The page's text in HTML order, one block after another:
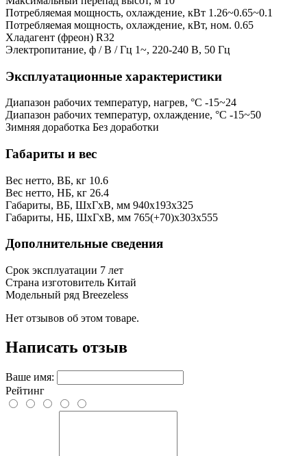
Потребляемая мощность, охлаждение, кВт 1.26~0.65~0.1
Потребляемая мощность, охлаждение, кВт, ном. 0.65
Хладагент (фреон) R32
Электропитание, ф / В / Гц 1~, 220-240 В, 50 Гц
Эксплуатационные характеристики
Диапазон рабочих температур, нагрев, °C -15~24
Диапазон рабочих температур, охлаждение, °C -15~50
Зимняя доработка Без доработки
Габариты и вес
Вес нетто, ВБ, кг 10.6
Вес нетто, НБ, кг 26.4
Габариты, ВБ, ШхГхВ, мм 940x193x325
Габариты, НБ, ШхГхВ, мм 765(+70)x303x555
Дополнительные сведения
Срок эксплуатации 7 лет
Страна изготовитель Китай
Модельный ряд Breezeless
Нет отзывов об этом товаре.
Написать отзыв
Ваше имя:
Рейтинг